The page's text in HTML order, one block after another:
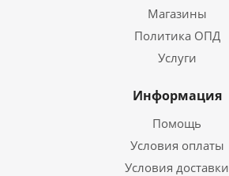
Магазины
Политика ОПД
Услуги
Информация
Помощь
Условия оплаты
Условия доставки